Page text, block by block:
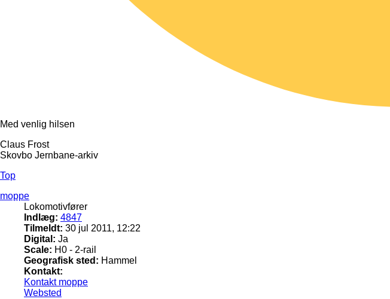
Med venlig hilsen
Claus Frost
Skovbo Jernbane-arkiv
Top
moppe
Lokomotivfører
Indlæg: 4847
Tilmeldt: 30 jul 2011, 12:22
Digital: Ja
Scale: H0 - 2-rail
Geografisk sted: Hammel
Kontakt:
Kontakt moppe
Websted